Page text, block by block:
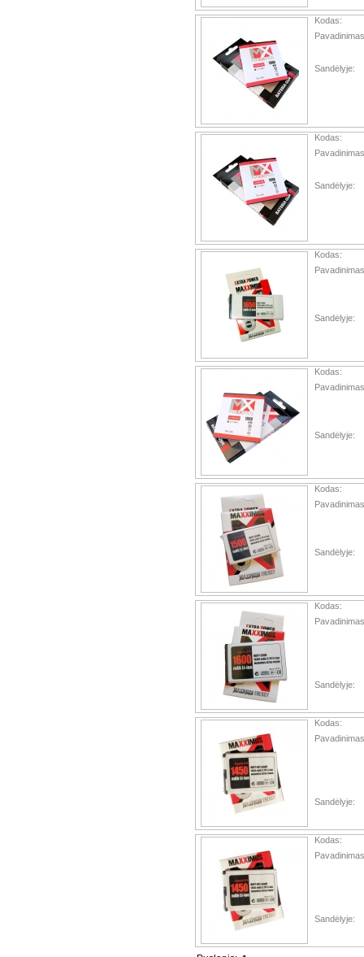
Kodas:
Sandėlyje:
Kodas:
Sandėlyje:
Kodas:
Sandėlyje:
Kodas:
Sandėlyje:
Kodas:
Sandėlyje:
Kodas:
Sandėlyje:
Kodas:
Sandėlyje:
Kodas:
Sandėlyje: